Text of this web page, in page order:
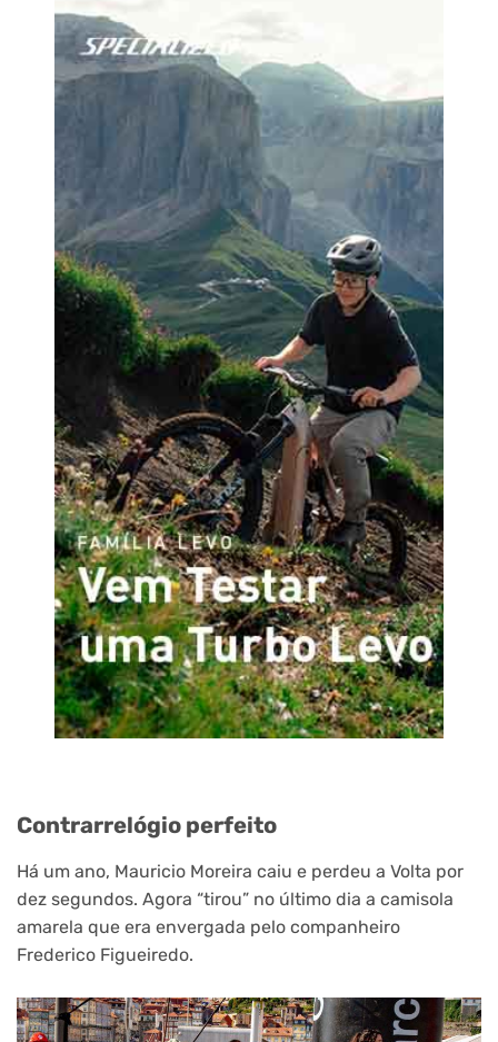
Contrarrelógio perfeito
Há um ano, Mauricio Moreira caiu e perdeu a Volta por
dez segundos. Agora “tirou” no último dia a camisola
amarela que era envergada pelo companheiro
Frederico Figueiredo.